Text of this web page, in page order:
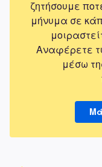
ζητήσουμε
μήνυμα σε
Αναφέρετε
μέσω